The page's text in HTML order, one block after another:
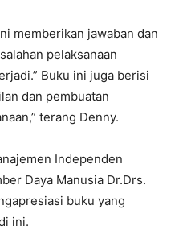
memberikan jawaban dan
pelaksanaan
Buku ini juga berisi
dan pembuatan
terang Denny.
Independen
Daya Manusia Dr.Drs.
buku yang
ini.